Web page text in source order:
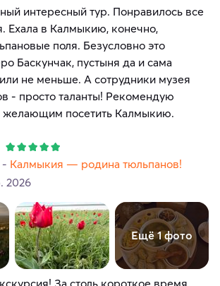
интересный тур. Понравилось все
Ехала в Калмыкию, конечно,
поля. Безусловно это
Баскунчак, пустыня да и сама
не меньше. А сотрудники музея
- просто таланты! Рекомендую
- Калмыкия — родина тюльпанов!
2026
Ещё 1 фото
За столь короткое время